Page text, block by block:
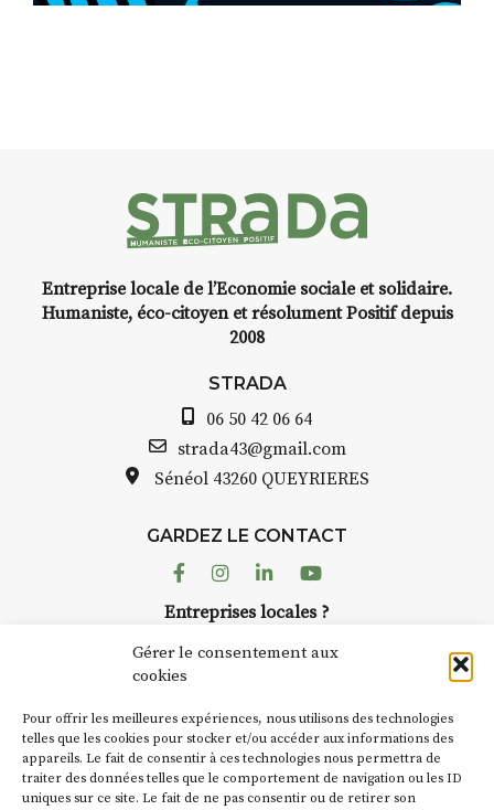
Gérer le consentement aux
cookies
Pour offrir les meilleures expériences, nous utilisons des technologies
telles que les cookies pour stocker et/ou accéder aux informations des
appareils. Le fait de consentir à ces technologies nous permettra de
traiter des données telles que le comportement de navigation ou les ID
uniques sur ce site. Le fait de ne pas consentir ou de retirer son
Entreprise locale de l’Economie sociale et solidaire.
Humaniste, éco-citoyen et résolument Positif depuis
2008
STRADA
06 50 42 06 64
strada43@gmail.com
Sénéol 43260 QUEYRIERES
GARDEZ LE CONTACT
FacebookInstagram
LinkedinYoutube
Entreprises locales ?
Suivez toute l'actu de Strada